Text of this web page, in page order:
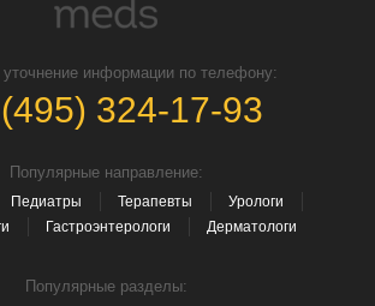
уточнение информации по телефону:
324-17-93
Популярные направление:
Педиатры Терапевты
Урологи
Гастроэнтерологи Дерматологи
Популярные разделы: